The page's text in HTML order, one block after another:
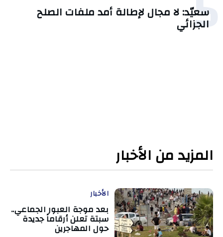
سعيّد: لا مجال لإطالة أمد ملفات الصلح
الجزائي
المزيد من الأخبار
الأخبار
بعد موجة العبور الجماعي..
سبتة تعلن أرقاماً جديدة
حول المهاجرين